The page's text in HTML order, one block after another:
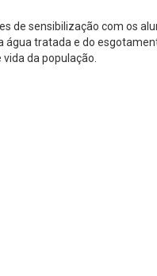
de sensibilização com os
tratada e do
da população.